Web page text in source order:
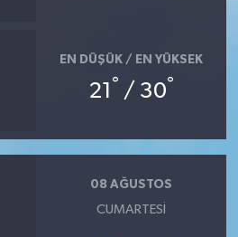
EN DÜŞÜK / EN YÜKSEK
21 ° / 30°
08 AĞUSTOS
CUMARTESI